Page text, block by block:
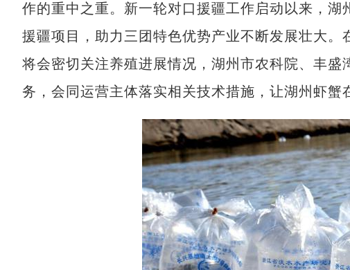
作的重中之重。新一轮对口援疆工作启动以来，
援疆项目，助力三团特色优势产业不断发展壮大
将会密切关注养殖进展情况，湖州市农科院、丰
务，会同运营主体落实相关技术措施，让湖州虾蟹